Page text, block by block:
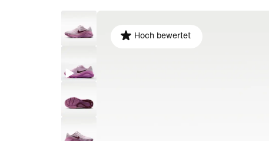
Hoch bewertet